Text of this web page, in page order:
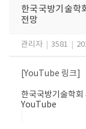
한국국방기술학
전망
관리자 3581
[YouTube 링크]​​
한국국방기술학
YouTube